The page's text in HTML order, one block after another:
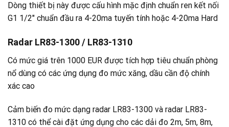
Dòng thiết bị này được cấu hình mặc định chuẩn ren kết nối
G1 1/2″ chuẩn đầu ra 4-20ma tuyến tính hoặc 4-20ma Hard
Radar LR83-1300 / LR83-1310
Có mức giá trên 1000 EUR được tích hợp tiêu chuẩn phòng
nổ dùng có các ứng dụng đo mức xăng, dầu cần độ chính
xác cao
Cảm biến đo mức dạng radar LR83-1300 và radar LR83-
1310 có thể cài đặt ứng dụng cho các dải đo 2m, 5m, 8m,